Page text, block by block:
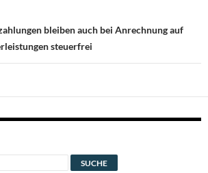
bleiben auch bei Anrechnung auf
steuerfrei